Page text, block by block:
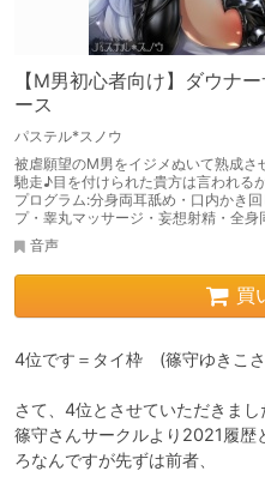
【M男初心者向け】ダウナ
ース
パステル*スノウ
被虐願望のM男をイジメぬいて熟成
馳走♪目を付けられた貴方は言われる
プログラム:分身両耳舐め・口内かき
プ・睾丸マッサージ・妄想射精・全身
音声
買
4位です＝タイ枠　(篠守ゆきこ
さて、4位とさせていただきま
篠守さんサークルより2021履歴
ろなんですが先ずは前者、